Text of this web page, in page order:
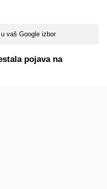
vaš Google izbor
pojava na